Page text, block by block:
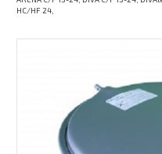
HC/HF 24,